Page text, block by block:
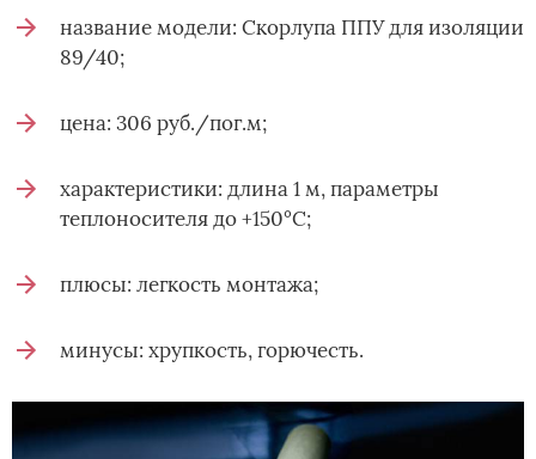
название модели: Скорлупа ППУ для изоляции
89/40;
цена: 306 руб./пог.м;
характеристики: длина 1 м, параметры
теплоносителя до +150°С;
плюсы: легкость монтажа;
минусы: хрупкость, горючесть.